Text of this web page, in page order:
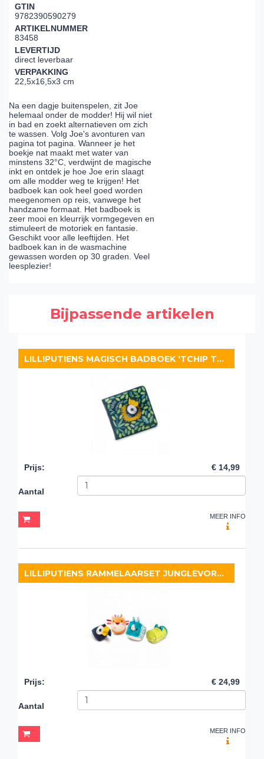
GTIN
9782390590279
ARTIKELNUMMER
83458
LEVERTIJD
direct leverbaar
VERPAKKING
22,5x16,5x3 cm
Na een dagje buitenspelen, zit Joe
helemaal onder de modder! Hij wil niet
in bad en zoekt alternatieven om zich
te wassen. Volg Joe's avonturen van
pagina tot pagina. Wanneer je het
boekje nat maakt met water van
minstens 32°C, verdwijnt de magische
inkt en ontdek je hoe Joe erin slaagt
om alle modder weg te krijgen! Het
badboek kan ook heel goed worden
meegenomen op reis, vanwege het
handzame formaat. Het badboek is
zeer mooi en kleurrijk vormgegeven en
stimuleert de motoriek en fantasie.
Geschikt voor alle leeftijden. Het
badboek kan in de wasmachine
gewassen worden op 30 graden. Veel
leesplezier!
Bijpassende artikelen
LILLIPUTIENS MAGISCH BADBOEK 'TCHIP TCHIP'
Prijs: € 14,99
Aantal
MEER INFO
LILLIPUTIENS RAMMELAARSET JUNGLEVORMPJES
Prijs: € 24,99
Aantal
MEER INFO